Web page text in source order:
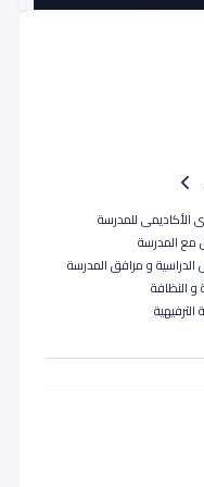
اﻷكاديمى للمدرسة
مع المدرسة
و مرافق المدرسة
و النظافة